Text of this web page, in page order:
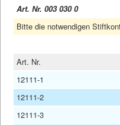
Art. Nr. 003 030 0
Bitte die notwendigen
Art. Nr.
12111-1
12111-2
12111-3